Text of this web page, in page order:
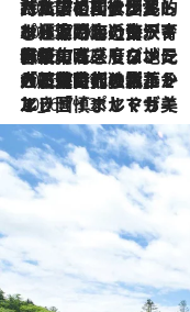
2026.7.27
「私の祖国はポルトガル語です」国民的詩人フェルナンド・ペソアと、彼が愛した文学の街を歩く
2026.7.26
ポルトガル近海が育む極上の海の幸。キリリと冷えた白ワインと愉しむ、シーフード専門店の贅沢
2026.7.22
伝統の味をモダンに昇華。高感度な地元客が集う、リスボンの最旬ガストロノミー
2026.7.21
大航海時代の栄華から、震災、独裁、そして革命へ。ポルトガル・首都リスボンの石畳に刻まれた「歴史の光と影」
2026.7.13
エッセイ・ヤマザキマリ「慎ましくも美しき国 ポルトガル」